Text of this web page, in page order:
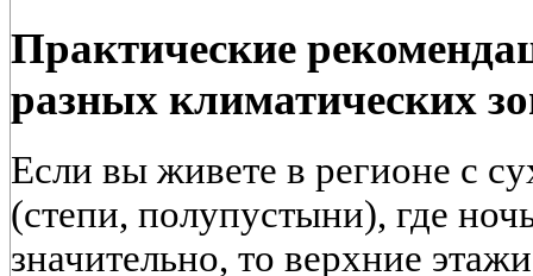
Практические
разных климатических
Если вы живете в регионе с
(степи, полупустыни), где
значительно, то верхние